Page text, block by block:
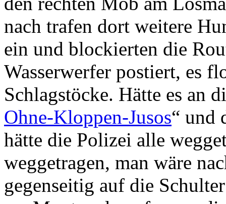
nach trafen dort weitere
ein und blockierten die
Wasserwerfer postiert, es
Schlagstöcke. Hätte es an
Ohne-Kloppen-Jusos“ und
hätte die Polizei alle
weggetragen, man wäre
gegenseitig auf die